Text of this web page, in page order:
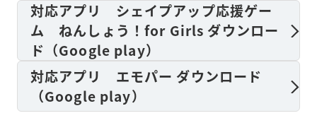
対応アプリ シェイプアップ応援ゲー
ム ねんしょう！for Girls ダウンロー
ド（Google play）
対応アプリ エモパー ダウンロード
（Google play）